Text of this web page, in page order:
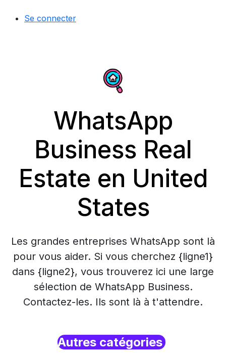
Se connecter
WhatsApp
Business Real
Estate en United
States
Les grandes entreprises WhatsApp sont là
pour vous aider. Si vous cherchez {ligne1}
dans {ligne2}, vous trouverez ici une large
sélection de WhatsApp Business.
Contactez-les. Ils sont là à t'attendre.
Autres catégories